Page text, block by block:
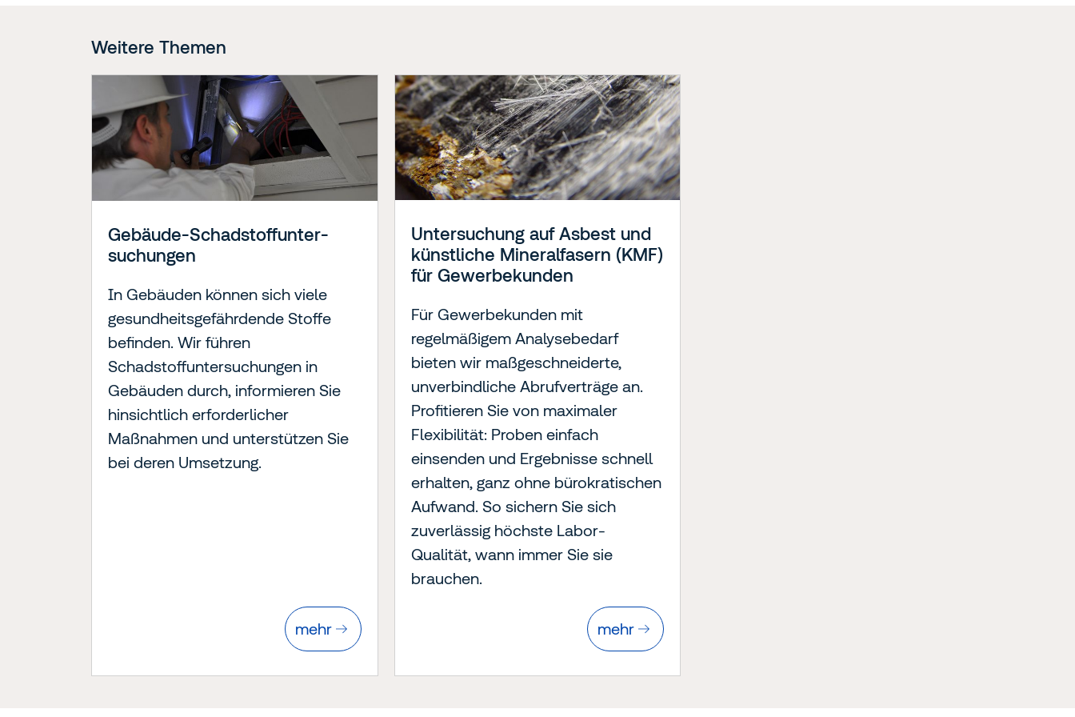
Weitere Themen
Gebäude-Schad­stoff­unter­
suchungen
In Gebäuden können sich viele
gesundheitsgefährdende Stoffe
befinden. Wir führen
Schadstoffuntersuchungen in
Gebäuden durch, informieren Sie
hinsichtlich erforderlicher
Maßnahmen und unterstützen Sie
bei deren Umsetzung.
mehr
Untersuchung auf Asbest und
künstliche Mineralfasern (KMF)
für Gewerbekunden
Für Gewerbekunden mit
regelmäßigem Analysebedarf
bieten wir maßgeschneiderte,
unverbindliche Abrufverträge an.
Profitieren Sie von maximaler
Flexibilität: Proben einfach
einsenden und Ergebnisse schnell
erhalten, ganz ohne bürokratischen
Aufwand. So sichern Sie sich
zuverlässig höchste Labor-
Qualität, wann immer Sie sie
brauchen.
mehr